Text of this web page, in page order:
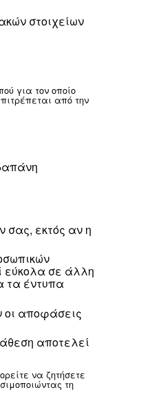
στοιχεία σας
εταιρειών μας, τα
δεδομένων για την
με αυτές τις
εξαίρεση στις εξής
τα προσωπικά
εκτός αν
σε ένα
ή των